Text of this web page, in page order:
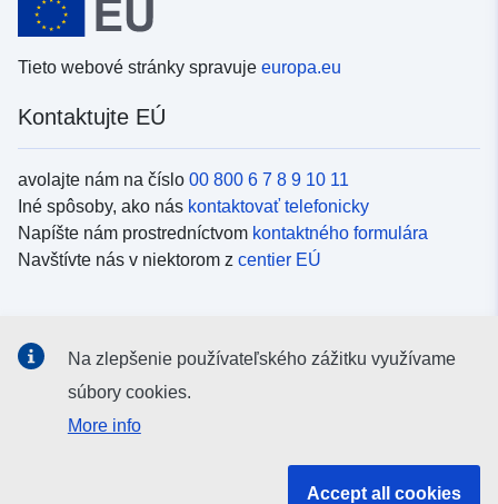
Tieto webové stránky spravuje europa.eu
Kontaktujte EÚ
avolajte nám na číslo 00 800 6 7 8 9 10 11
Iné spôsoby, ako nás kontaktovať telefonicky
Napíšte nám prostredníctvom kontaktného formulára
Navštívte nás v niektorom z centier EÚ
Kanály EÚ nasociálnych médiách
Na zlepšenie používateľského zážitku využívame
súbory cookies.
More info
Accept all cookies